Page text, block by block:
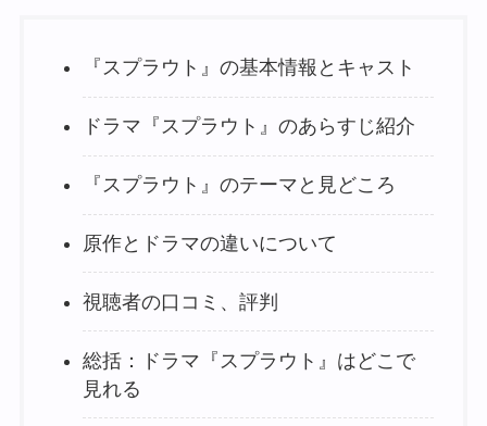
『スプラウト』の基本情報とキャスト
ドラマ『スプラウト』のあらすじ紹介
『スプラウト』のテーマと見どころ
原作とドラマの違いについて
視聴者の口コミ、評判
総括：ドラマ『スプラウト』はどこで
見れる